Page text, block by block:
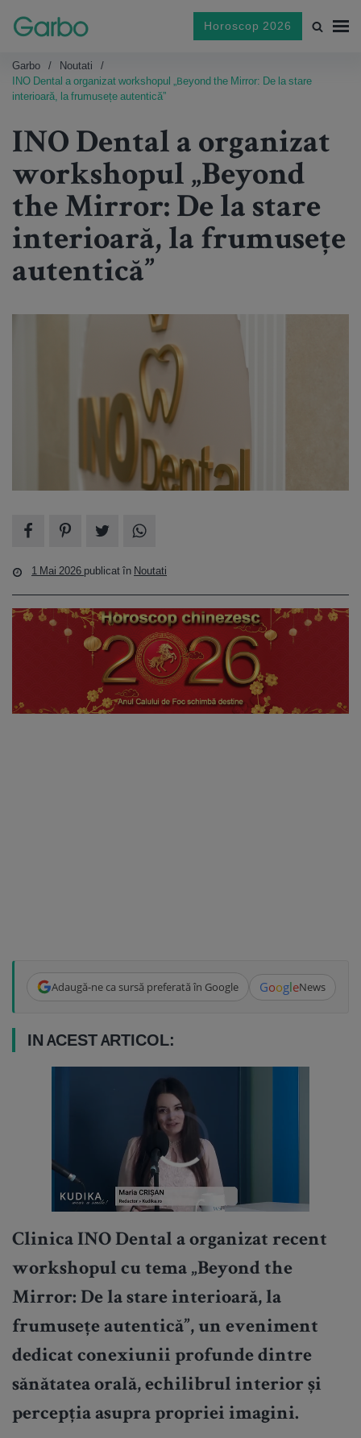
Horoscop 2026
Garbo
Noutati
INO Dental a organizat workshopul „Beyond the Mirror: De la stare
interioară, la frumusețe autentică”
INO Dental a organizat
workshopul „Beyond
the Mirror: De la stare
interioară, la frumusețe
autentică”
1 Mai 2026 publicat în Noutati
Adaugă-ne ca sursă preferată în Google GoogleNews
IN ACEST ARTICOL:
Clinica INO Dental a organizat recent
workshopul cu tema „Beyond the
Mirror: De la stare interioară, la
frumusețe autentică”, un eveniment
dedicat conexiunii profunde dintre
sănătatea orală, echilibrul interior și
percepția asupra propriei imagini.